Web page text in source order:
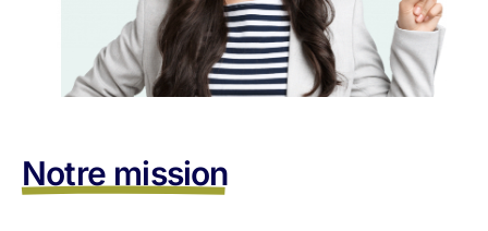
Notre mission